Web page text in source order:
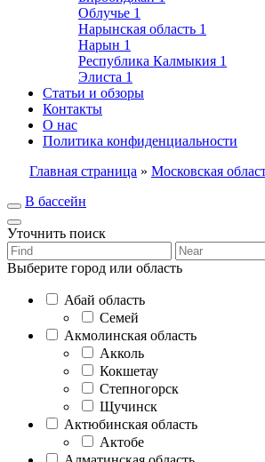
Облучье 1
Нарынская область 1
Нарын 1
Республика Калмыкия 1
Элиста 1
Статьи и обзоры
Контакты
О нас
Политика конфиденциальности
Главная страница » Московская
В бассейн
Уточнить поиск
Выберите город или область
Абай область
Семей
Акмолинская область
Акколь
Кокшетау
Степногорск
Щучинск
Актюбинская область
Актобе